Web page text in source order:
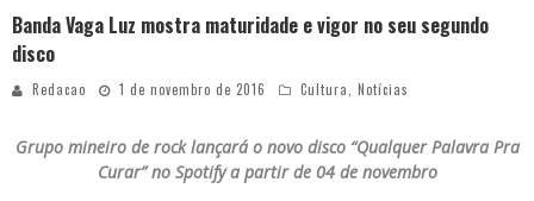
Banda Vaga Luz mostra maturidade e vigor no seu segundo
disco
Redacao 1 de novembro de 2016 Cultura, Notícias
Grupo mineiro de rock lançará o novo disco “Qualquer Palavra Pra
Curar” no Spotify a partir de 04 de novembro